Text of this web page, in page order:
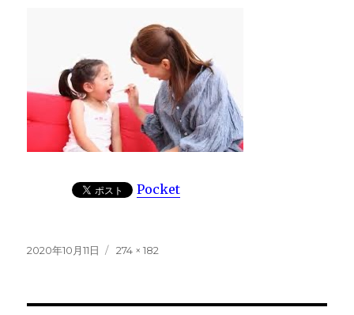
Pocket
投
2020年10月11日
フ
274 × 182